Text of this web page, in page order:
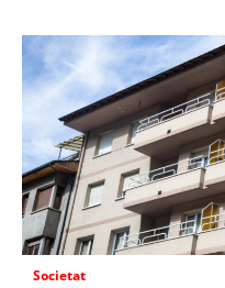
Societat